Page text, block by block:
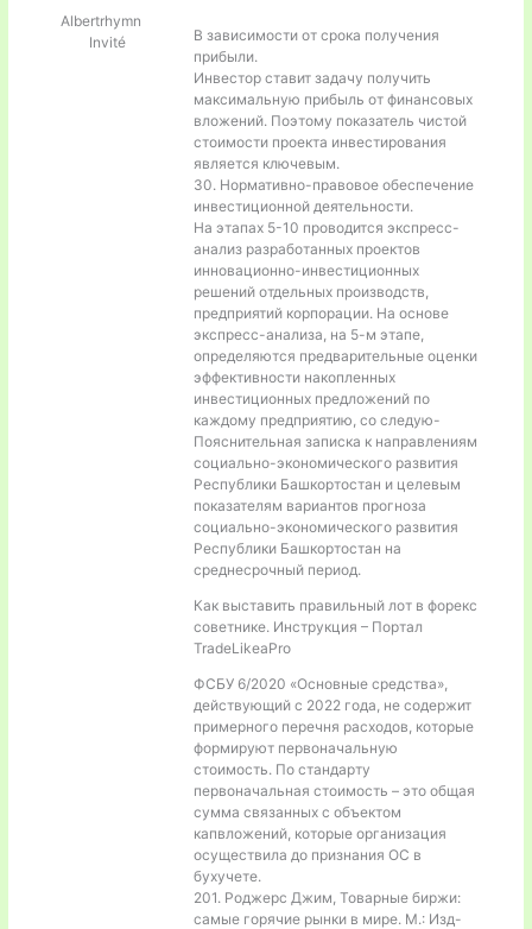
Albertrhymn
Invité
В зависимости от срока получения
прибыли.
Инвестор ставит задачу получить
максимальную прибыль от финансовых
вложений. Поэтому показатель чистой
стоимости проекта инвестирования
является ключевым.
30. Нормативно-правовое обеспечение
инвестиционной деятельности.
На этапах 5-10 проводится экспресс-
анализ разработанных проектов
инновационно-инвестиционных
решений отдельных производств,
предприятий корпорации. На основе
экспресс-анализа, на 5-м этапе,
определяются предварительные оценки
эффективности накопленных
инвестиционных предложений по
каждому предприятию, со следую-
Пояснительная записка к направлениям
социально-экономического развития
Республики Башкортостан и целевым
показателям вариантов прогноза
социально-экономического развития
Республики Башкортостан на
среднесрочный период.
Как выставить правильный лот в форекс
советнике. Инструкция – Портал
TradeLikeaPro
ФСБУ 6/2020 «Основные средства»,
действующий с 2022 года, не содержит
примерного перечня расходов, которые
формируют первоначальную
стоимость. По стандарту
первоначальная стоимость – это общая
сумма связанных с объектом
капвложений, которые организация
осуществила до признания ОС в
бухучете.
201. Роджерс Джим, Товарные биржи:
самые горячие рынки в мире. М.: Изд-